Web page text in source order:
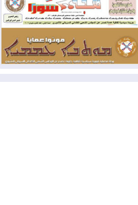
2026-08-01
تقرير: الولايات المتحدة تسحب
منظومة باتريوت الدفاعية من أربيل
2026-08-01
النفط: اتفاقية ثلاثية لاستئناف
التصدير عبر جيهان بطاقة 750 ألف برميل
يومياً